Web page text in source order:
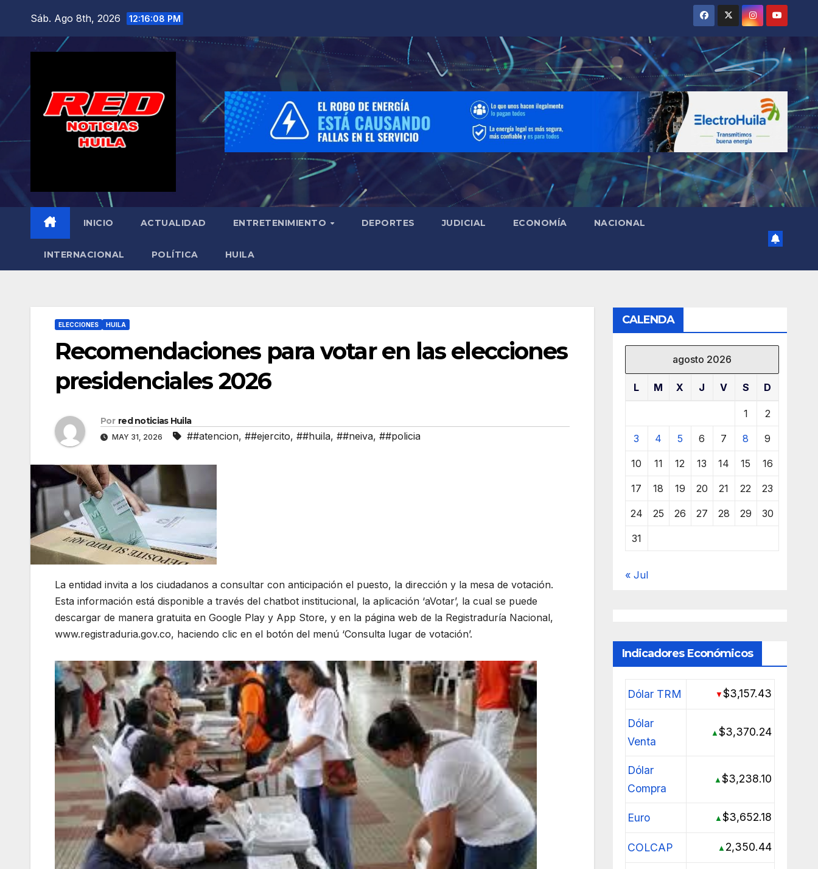
contenido
Sáb. Ago 8th, 2026 12:16:09 PM
INICIO ACTUALIDAD ENTRETENIMIENTO DEPORTES JUDICIAL ECONOMÍA NACIONAL
INTERNACIONAL POLÍTICA HUILA
ELECCIONES HUILA
Recomendaciones para votar en las elecciones
presidenciales 2026
Por red noticias Huila
MAY 31, 2026 ##atencion, ##ejercito, ##huila, ##neiva, ##policia
La entidad invita a los ciudadanos a consultar con anticipación el puesto, la dirección y la mesa de votación.
Esta información está disponible a través del chatbot institucional, la aplicación ‘aVotar’, la cual se puede
descargar de manera gratuita en Google Play y App Store, y en la página web de la Registraduría Nacional,
www.registraduria.gov.co, haciendo clic en el botón del menú ‘Consulta lugar de votación’.
CALENDA
agosto 2026
L M X J V S D
1 2
3 4 5 6 7 8 9
10 11 12 13 14 15 16
17 18 19 20 21 22 23
24 25 26 27 28 29 30
31
« Jul
Indicadores Económicos
Dólar TRM ▼$3,157.43
Dólar
Venta
▲$3,370.24
Dólar
Compra
▲$3,238.10
Euro ▲$3,652.18
COLCAP ▲ 2,350.44